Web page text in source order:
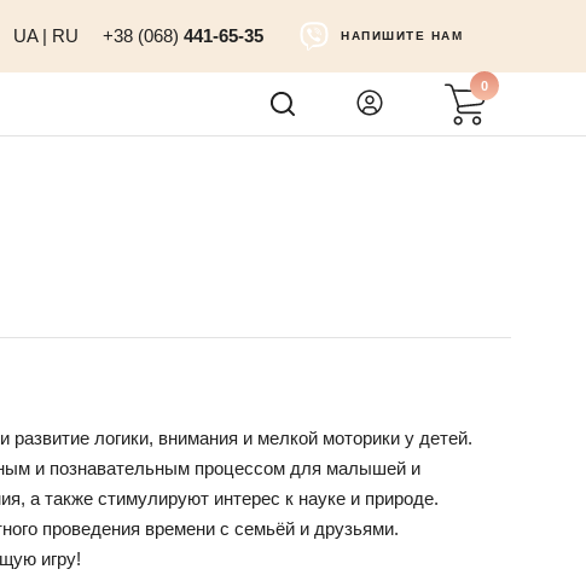
UA| RU +38 (068) 441-65-35 НАПИШИТЕ НАМ
0
логики, внимания и мелкой моторики у детей.
и познавательным процессом для малышей и
а также стимулируют интерес к науке и природе.
проведения времени с семьёй и друзьями.
игру!